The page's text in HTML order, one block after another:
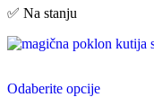
✅ Na stanju
Odaberite opcije